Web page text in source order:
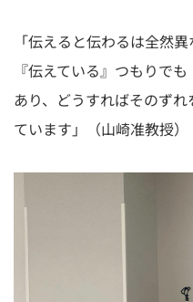
「伝えると伝わるは全然
『伝えている』つもりで
あり、どうすればそのず
ています」（山崎准教授）